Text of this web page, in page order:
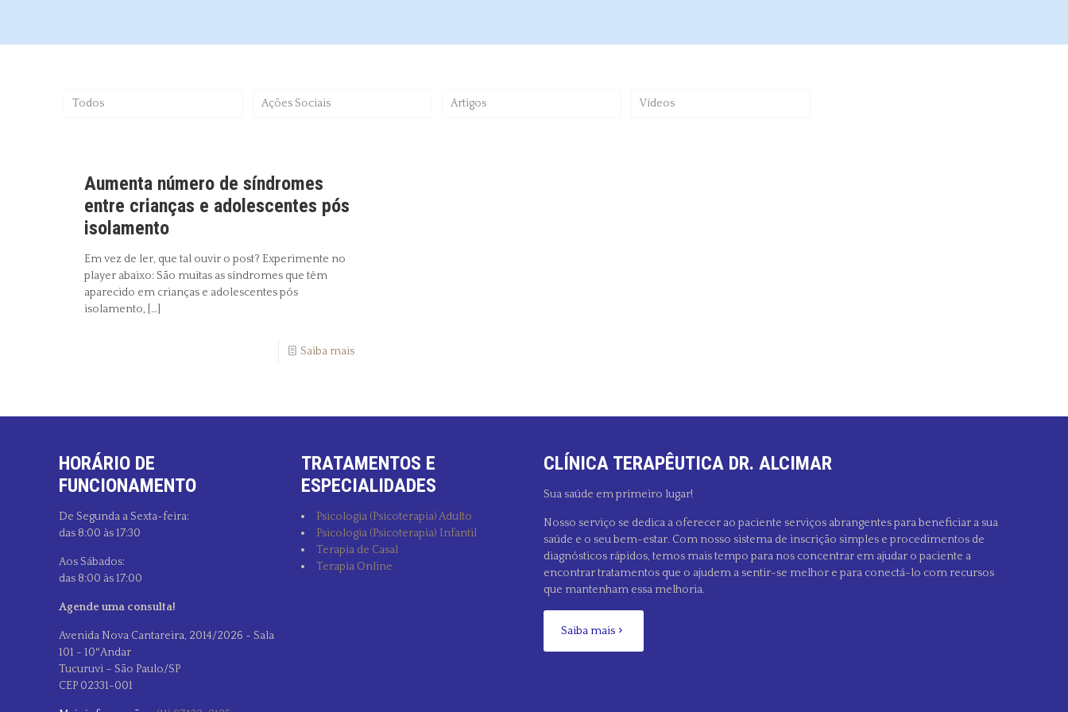
Todos Ações Sociais Artigos Vídeos
Aumenta número de síndromes
entre crianças e adolescentes pós
isolamento
Em vez de ler, que tal ouvir o post? Experimente no
player abaixo: São muitas as síndromes que têm
aparecido em crianças e adolescentes pós
isolamento, […]
Saiba mais
HORÁRIO DE
FUNCIONAMENTO
De Segunda a Sexta-feira:
das 8:00 às 17:30
Aos Sábados:
das 8:00 às 17:00
Agende uma consulta!
Avenida Nova Cantareira, 2014/2026 - Sala
101 - 10°Andar
Tucuruvi – São Paulo/SP
CEP 02331-001
TRATAMENTOS E
ESPECIALIDADES
Psicologia (Psicoterapia) Adulto
Psicologia (Psicoterapia) Infantil
Terapia de Casal
Terapia Online
CLÍNICA TERAPÊUTICA DR. ALCIMAR
Sua saúde em primeiro lugar!
Nosso serviço se dedica a oferecer ao paciente serviços abrangentes para beneficiar a sua
saúde e o seu bem-estar. Com nosso sistema de inscrição simples e procedimentos de
diagnósticos rápidos, temos mais tempo para nos concentrar em ajudar o paciente a
encontrar tratamentos que o ajudem a sentir-se melhor e para conectá-lo com recursos
que mantenham essa melhoria.
Saiba mais